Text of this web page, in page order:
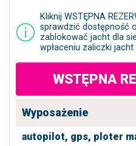
Kliknij WSTĘPNA
sprawdzić dostępność
zablokować jacht dla
wpłaceniu zaliczki
WSTĘPNA
Wyposażenie
autopilot, gps, ploter